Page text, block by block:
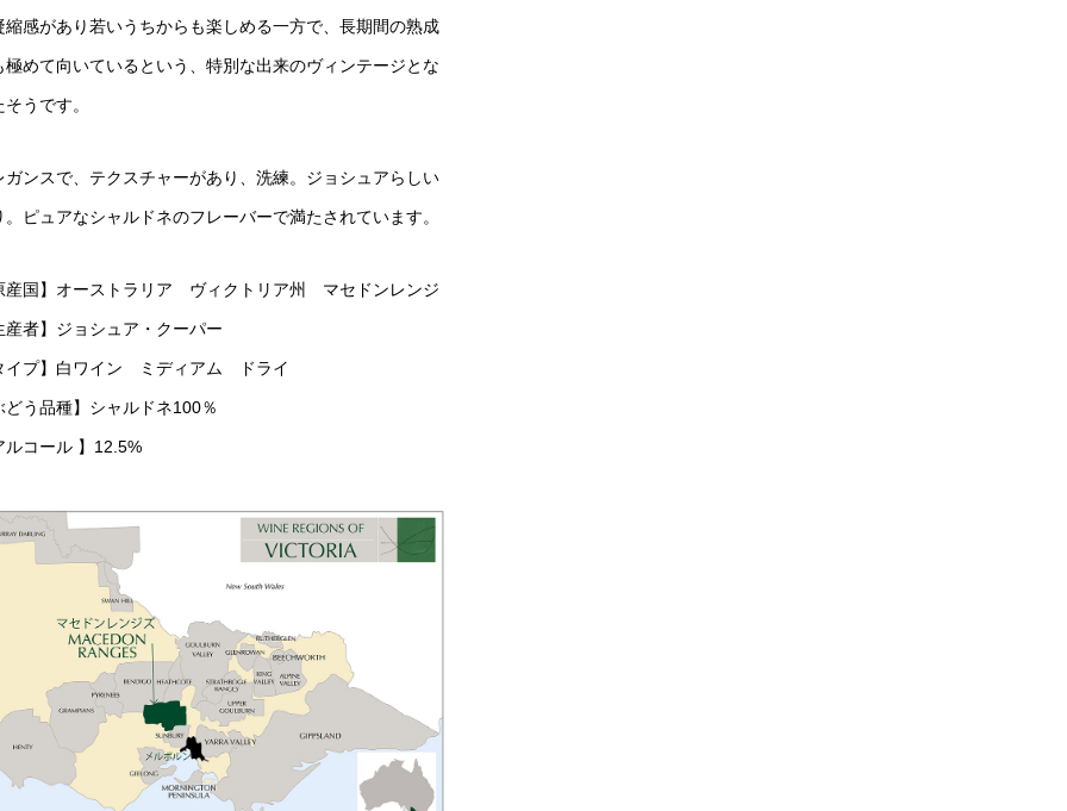
縮感があり若いうちからも楽しめる一方で、長期間の熟成
極めて向いているという、特別な出来のヴィンテージとな
うです。
ガンスで、テクスチャーがあり、洗練。ジョシュアらしい
。ピュアなシャルドネのフレーバーで満たされています。
産国】オーストラリア ヴィクトリア州 マセドンレンジ
産者】ジョシュア・クーパー
イプ】白ワイン ミディアム ドライ
どう品種】シャルドネ100％
ルコール 】12.5%